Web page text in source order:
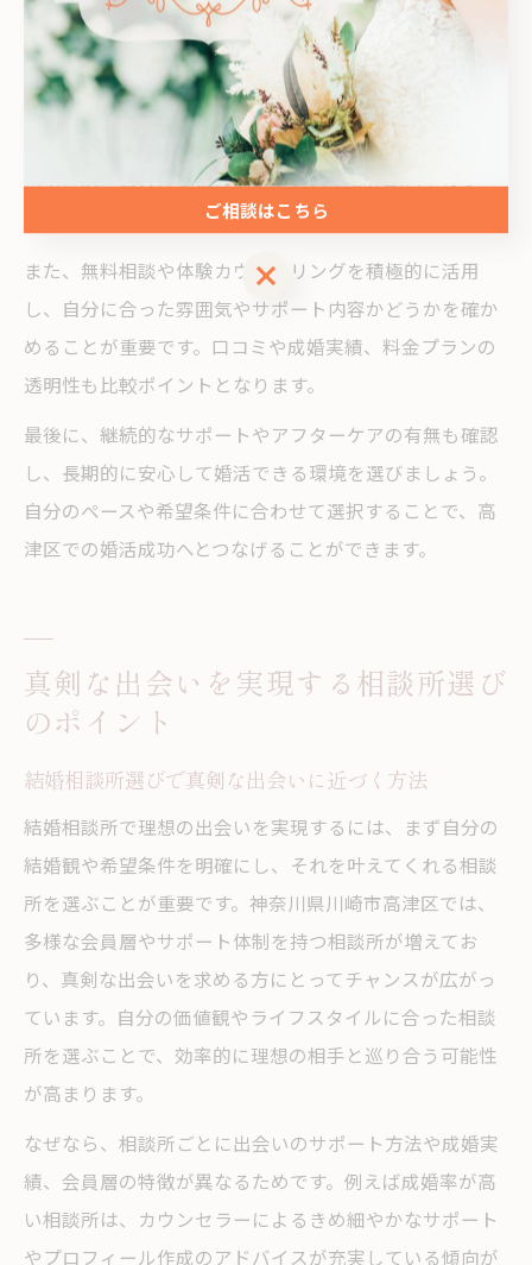
高津区婚活で押さえたい結婚相談所の選び方
高津区で結婚相談所を選ぶ際は、地域密着型の強みやカ
ウンセラーのサポート体制に注目しましょう。川崎市内
の相談所は、地元の生活環境や会員層の特徴を熟知して
いるため、地域性を活かしたアドバイスが期待できま
また、無料相談や体験カウンセリングを積極的に活用
し、自分に合った雰囲気やサポート内容かどうかを確か
めることが重要です。口コミや成婚実績、料金プランの
透明性も比較ポイントとなります。
最後に、継続的なサポートやアフターケアの有無も確認
し、長期的に安心して婚活できる環境を選びましょう。
自分のペースや希望条件に合わせて選択することで、高
津区での婚活成功へとつなげることができます。
真剣な出会いを実現する相談所選び
のポイント
結婚相談所選びで真剣な出会いに近づく方法
結婚相談所で理想の出会いを実現するには、まず自分の
結婚観や希望条件を明確にし、それを叶えてくれる相談
所を選ぶことが重要です。神奈川県川崎市高津区では、
多様な会員層やサポート体制を持つ相談所が増えてお
り、真剣な出会いを求める方にとってチャンスが広がっ
ています。自分の価値観やライフスタイルに合った相談
所を選ぶことで、効率的に理想の相手と巡り合う可能性
が高まります。
なぜなら、相談所ごとに出会いのサポート方法や成婚実
績、会員層の特徴が異なるためです。例えば成婚率が高
い相談所は、カウンセラーによるきめ細やかなサポート
やプロフィール作成のアドバイスが充実している傾向が
ご相談はこちら
ご相談はこちら